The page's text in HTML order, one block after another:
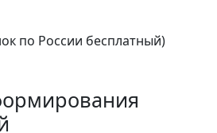
по России бесплатный)